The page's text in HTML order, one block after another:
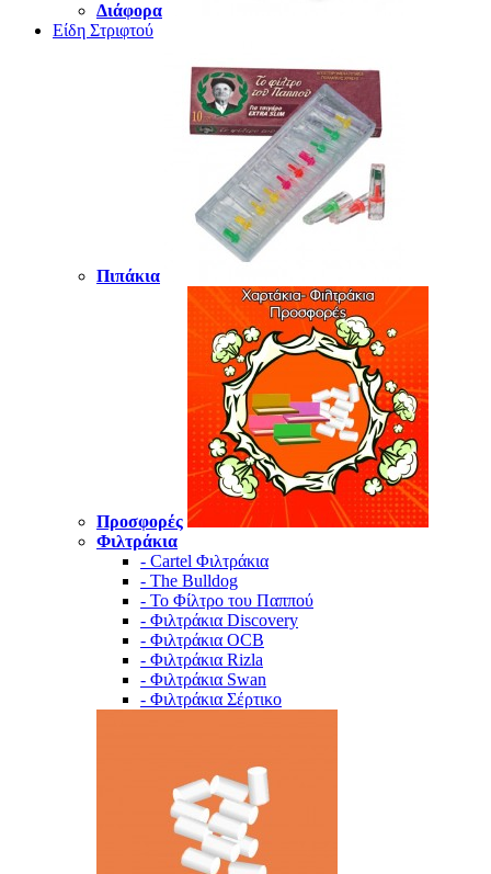
Διάφορα
Είδη Στριφτού
Πιπάκια
Προσφορές
Φιλτράκια
- Cartel Φιλτράκια
- The Bulldog
- Το Φίλτρο του Παππού
- Φιλτράκια Discovery
- Φιλτράκια OCB
- Φιλτράκια Rizla
- Φιλτράκια Swan
- Φιλτράκια Σέρτικο